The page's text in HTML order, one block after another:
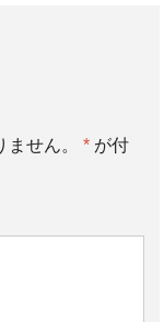
せん。 *が付